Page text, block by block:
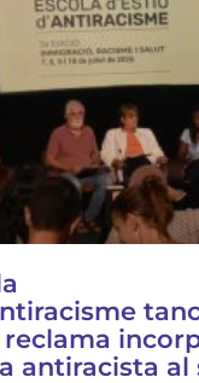
antiracista al